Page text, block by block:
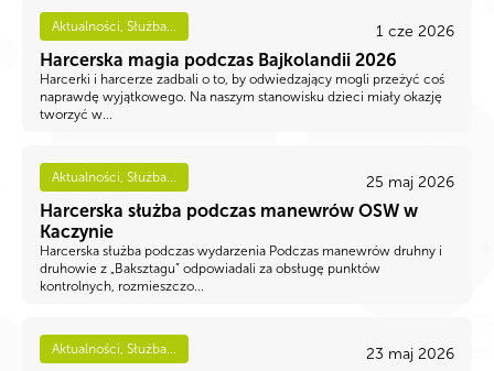
Aktualności, Służba... 1 cze 2026
Harcerska magia podczas Bajkolandii 2026
Harcerki i harcerze zadbali o to, by odwiedzający mogli przeżyć coś
naprawdę wyjątkowego. Na naszym stanowisku dzieci miały okazję
tworzyć w...
Aktualności, Służba... 25 maj 2026
Harcerska służba podczas manewrów OSW w
Kaczynie
Harcerska służba podczas wydarzenia Podczas manewrów druhny i
druhowie z „Baksztagu” odpowiadali za obsługę punktów
kontrolnych, rozmieszczo...
Aktualności, Służba... 23 maj 2026